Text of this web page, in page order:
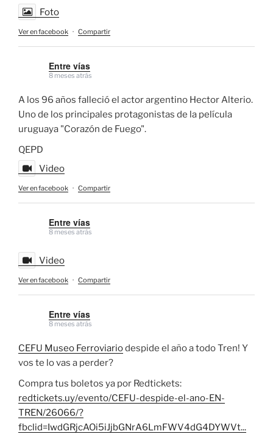
Foto
Ver en facebook · Compartir
Entre vías
8 meses atrás
A los 96 años falleció el actor argentino Hector Alterio.
Uno de los principales protagonistas de la película
uruguaya "Corazón de Fuego".
QEPD
Video
Ver en facebook · Compartir
Entre vías
8 meses atrás
Video
Ver en facebook · Compartir
Entre vías
8 meses atrás
CEFU Museo Ferroviariodespide el año a todo Tren! Y
vos te lo vas a perder?
Compra tus boletos ya por Redtickets:
redtickets.uy/evento/CEFU-despide-el-ano-EN-
TREN/26066/?
fbclid=IwdGRjcAOi5iJjbGNrA6LmFWV4dG4DYWVt...